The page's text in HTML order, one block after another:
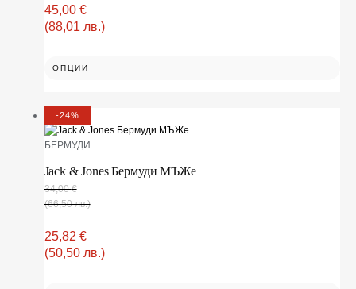
45,00 €
(88,01 лв.)
ОПЦИИ
-24%
БЕРМУДИ
Jack & Jones Бермуди МЪЖe
34,00€
(66,50 лв.)
25,82 €
(50,50 лв.)